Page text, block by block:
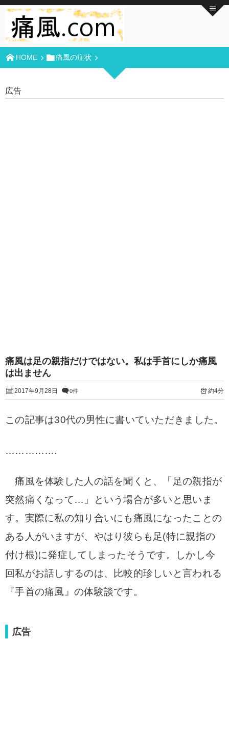
HOME 痛風の症状
広告
痛風は足の親指だけではない。私は手首にしか痛風
は出ません
2017年9月28日 0件 約4分
この記事は30代の男性に書いていただきました。
…………….
痛風を体験した人の話を聞くと、「足の親指が
突然痛くなって…」という場合が多いと思いま
す。実際に私の知り合いにも痛風になったことの
ある人がいますが、やはり彼らも足(特に親指の
付け根)に発症してしまったそうです。しかし今
回私がお話しするのは、比較的珍しいと言われる
『手首の痛風』の体験談です。
広告